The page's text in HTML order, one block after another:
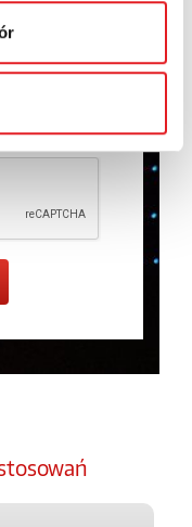
informacji na